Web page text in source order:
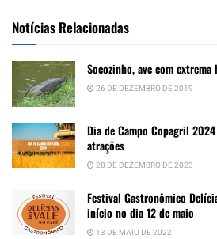
Notícias Relacionadas
Socozinho, ave com
26 DE DEZEMBRO DE 2019
Dia de Campo Copagril
atrações
28 DE DEZEMBRO DE 2023
Festival Gastronômico
início no dia 12 de maio
13 DE MAIO DE 2022